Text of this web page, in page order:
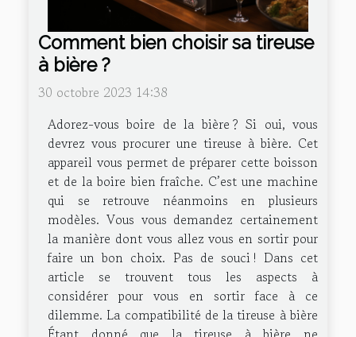
Comment bien choisir sa tireuse
à bière ?
30 octobre 2023 14:38
Adorez-vous boire de la bière ? Si oui, vous
devrez vous procurer une tireuse à bière. Cet
appareil vous permet de préparer cette boisson
et de la boire bien fraîche. C’est une machine
qui se retrouve néanmoins en plusieurs
modèles. Vous vous demandez certainement
la manière dont vous allez vous en sortir pour
faire un bon choix. Pas de souci ! Dans cet
article se trouvent tous les aspects à
considérer pour vous en sortir face à ce
dilemme. La compatibilité de la tireuse à bière